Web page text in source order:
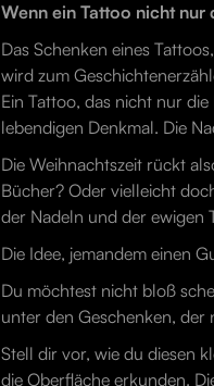
Wenn ein Tattoo nicht nur
Das Schenken eines
wird zum
Ein Tattoo, das nicht nur
lebendigen Denkmal. Die
Die Weihnachtszeit rückt
Bücher? Oder vielleicht
der Nadeln und der ewigen
Die Idee, jemandem einen
Du möchtest nicht bloß
unter den Geschenken, der
Stell dir vor, wie du diesen
die Oberfläche erkunden.